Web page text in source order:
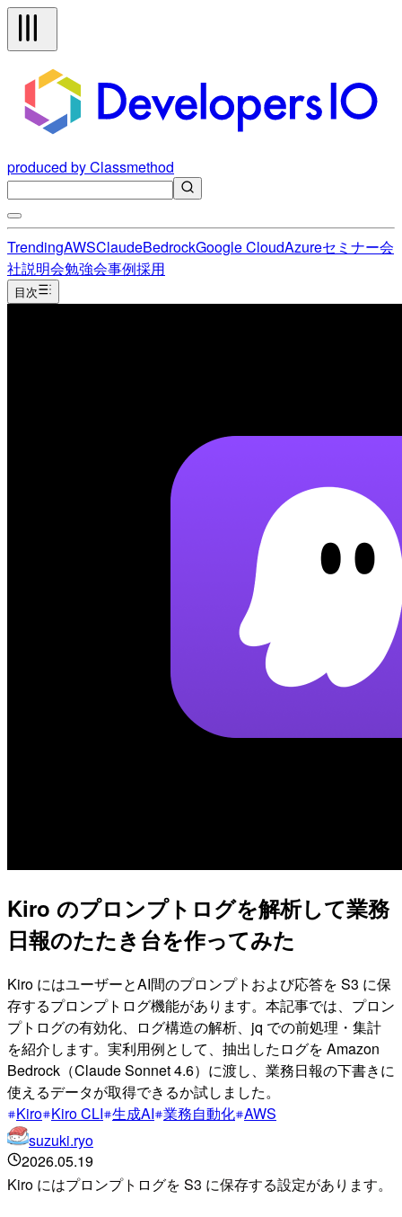
produced by Classmethod
TrendingAWSClaudeBedrockGoogle CloudAzureセミナー会
社説明会勉強会事例採用
目次
Kiro のプロンプトログを解析して業務
日報のたたき台を作ってみた
Kiro にはユーザーとAI間のプロンプトおよび応答を S3 に保
存するプロンプトログ機能があります。本記事では、プロン
プトログの有効化、ログ構造の解析、jq での前処理・集計
を紹介します。実利用例として、抽出したログを Amazon
Bedrock（Claude Sonnet 4.6）に渡し、業務日報の下書きに
使えるデータが取得できるか試しました。
Kiro Kiro CLI 生成AI 業務自動化 AWS
suzuki.ryo
2026.05.19
Kiro にはプロンプトログを S3 に保存する設定があります。